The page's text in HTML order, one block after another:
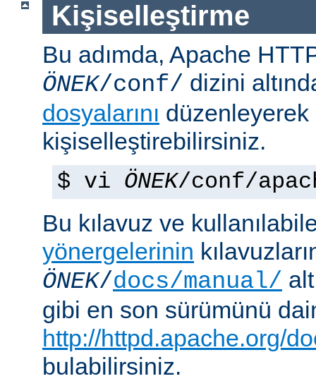
Kişiselleştirme
Bu adımda, Apache
ÖNEK/conf/ dizini
dosyalarını düzenleyerek
kişiselleştirebilirsiniz.
$ vi ÖNEK/conf/
Bu kılavuz ve
yönergelerinin
ÖNEK/docs/manual/
gibi en son sürümünü
http://httpd.apache.org/
bulabilirsiniz.